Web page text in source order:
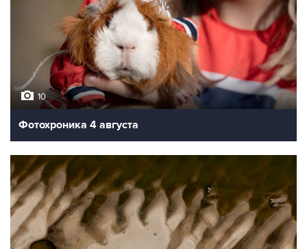
10
Фотохроника 4 августа